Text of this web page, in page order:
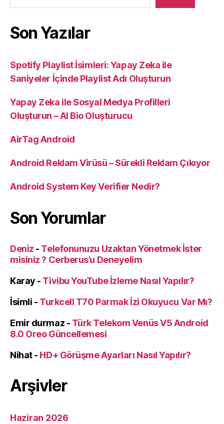
Son Yazılar
Spotify Playlist İsimleri: Yapay Zeka ile
Saniyeler İçinde Playlist Adı Oluşturun
Yapay Zeka ile Sosyal Medya Profilleri
Oluşturun – AI Bio Oluşturucu
AirTag Android
Android Reklam Virüsü – Sürekli Reklam Çıkıyor
Android System Key Verifier Nedir?
Son Yorumlar
Deniz - Telefonunuzu Uzaktan Yönetmek İster
misiniz ? Cerberus’u Deneyelim
Karay - Tivibu YouTube İzleme Nasıl Yapılır?
İsimli - Turkcell T70 Parmak İzi Okuyucu Var Mı?
Emir durmaz - Türk Telekom Venüs V5 Android
8.0 Oreo Güncellemesi
Nihat- HD+ Görüşme Ayarları Nasıl Yapılır?
Arşivler
Haziran 2026